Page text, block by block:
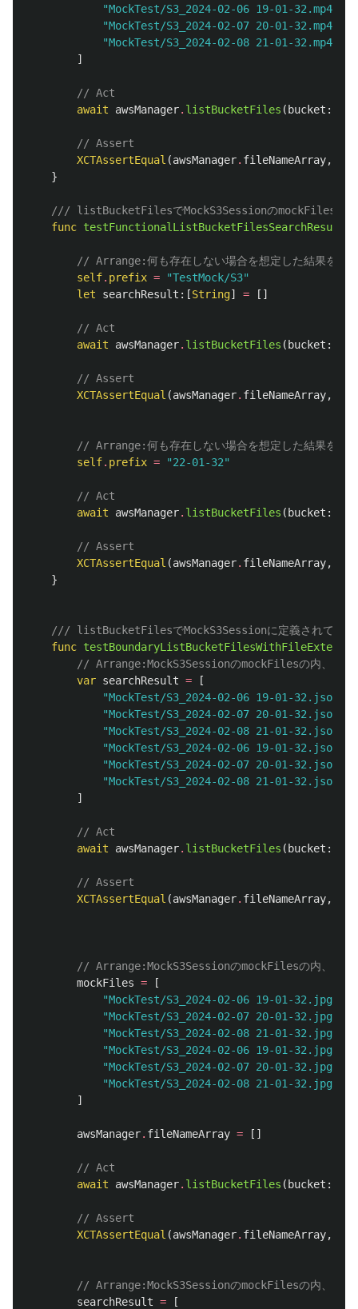
"MockTest/S3_2024-02-06 19-01-32.mp4"
"MockTest/S3_2024-02-07 20-01-32.mp4"
"MockTest/S3_2024-02-08 21-01-32.mp4"
]
// Act
await
awsManager. listBucketFiles ( bucket :
// Assert
XCTAssertEqual (awsManager. fileNameArray,
}
/// listBucketFilesでMockS3SessionのmockFiles内を検
func
// Arrange:何も存在しない場合を想定した結果を
self. prefix =
"TestMock/S3"
let
searchResult :[String] = []
// Act
await
awsManager. listBucketFiles ( bucket :
// Assert
XCTAssertEqual (awsManager. fileNameArray,
// Arrange:何も存在しない場合を想定した結果を
self. prefix = "22-01-32"
// Act
await
awsManager. listBucketFiles ( bucket :
// Assert
XCTAssertEqual (awsManager. fileNameArray,
}
/// listBucketFilesでMockS3Sessionに定義されている
func
// Arrange:MockS3SessionのmockFilesの内、json
var searchResult =
[
"MockTest/S3_2024-02-06 19-01-32.json"
"MockTest/S3_2024-02-07 20-01-32.json"
"MockTest/S3_2024-02-08 21-01-32.json"
"MockTest/S3_2024-02-06 19-01-32.json"
"MockTest/S3_2024-02-07 20-01-32.json"
"MockTest/S3_2024-02-08 21-01-32.json"
]
// Act
await
awsManager. listBucketFiles ( bucket :
// Assert
XCTAssertEqual (awsManager. fileNameArray,
// Arrange:MockS3SessionのmockFilesの内、拡張
mockFiles =
[
"MockTest/S3_2024-02-06 19-01-32.jpg"
"MockTest/S3_2024-02-07 20-01-32.jpg"
"MockTest/S3_2024-02-08 21-01-32.jpg"
"MockTest/S3_2024-02-06 19-01-32.jpg"
"MockTest/S3_2024-02-07 20-01-32.jpg"
"MockTest/S3_2024-02-08 21-01-32.jpg"
]
awsManager. fileNameArray = []
// Act
await
awsManager. listBucketFiles ( bucket :
// Assert
XCTAssertEqual (awsManager. fileNameArray,
// Arrange:MockS3SessionのmockFilesの内、拡張
searchResult =
[